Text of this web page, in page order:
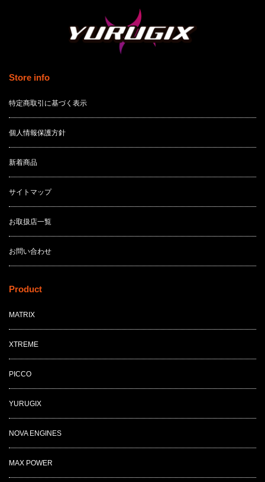
Store info
特定商取引に基づく表示
個人情報保護方針
新着商品
サイトマップ
お取扱店一覧
お問い合わせ
Product
MATRIX
XTREME
PICCO
YURUGIX
NOVA ENGINES
MAX POWER